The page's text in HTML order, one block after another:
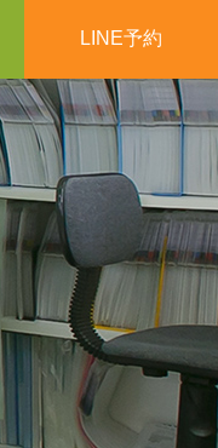
LINE予約